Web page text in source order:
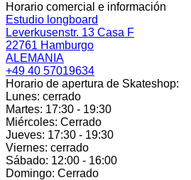
Horario comercial e información
Estudio longboard
Leverkusenstr. 13 Casa F
22761 Hamburgo
ALEMANIA
+49 40 57019634
Horario de apertura de Skateshop:
Lunes: cerrado
Martes: 17:30 - 19:30
Miércoles: Cerrado
Jueves: 17:30 - 19:30
Viernes: cerrado
Sábado: 12:00 - 16:00
Domingo: Cerrado